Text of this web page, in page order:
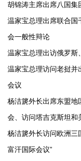
胡锦涛主席出席八国集
温家宝总理出席联合国
会一般性辩论
温家宝总理出访俄罗斯
温家宝总理访问老挝并
会议
杨洁篪外长出席东盟地
会、访问塔吉克斯坦和
杨洁篪外长访问欧洲三
富汗国际会议”